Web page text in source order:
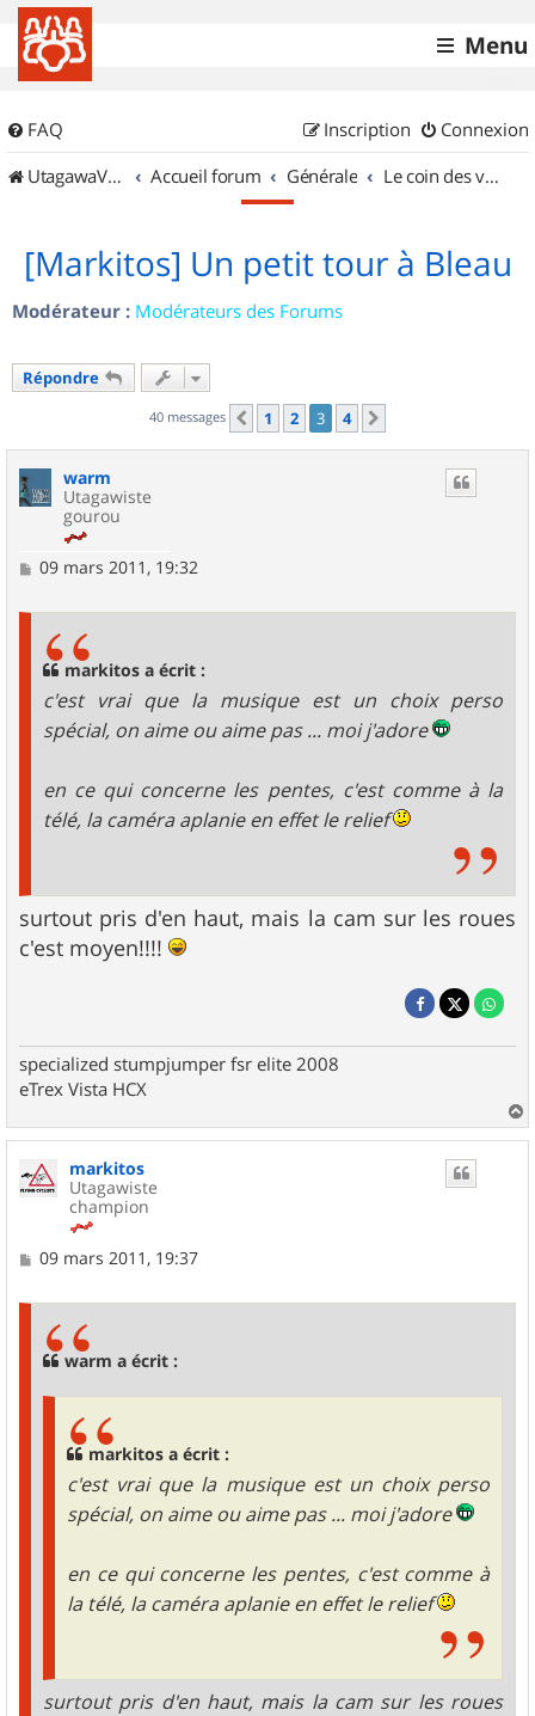
Menu
FAQ Connexion
Inscription
UtagawaVTT (Randos VTT et VTTAE avec traces GPS)
Accueil forum Générale Le coin des vidéastes
[Markitos] Un petit tour à Bleau
Modérateur : Modérateurs des Forums
Répondre
40 messages Précédent
1 2 3 4
warm
Utagawiste
gourou
M
09 mars 2011, 19:32
markitos a écrit :
c'est vrai que la musique est un choix perso
spécial, on aime ou aime pas ... moi j'adore
en ce qui concerne les pentes, c'est comme à la
télé, la caméra aplanie en effet le relief
surtout pris d'en haut, mais la cam sur les roues
c'est moyen!!!!
specialized stumpjumper fsr elite 2008
eTrex Vista HCX
a
u
markitos
Utagawiste
champion
M
09 mars 2011, 19:37
warm a écrit :
markitos a écrit :
c'est vrai que la musique est un choix perso
spécial, on aime ou aime pas ... moi j'adore
en ce qui concerne les pentes, c'est comme à
la télé, la caméra aplanie en effet le relief
surtout pris d'en haut, mais la cam sur les roues